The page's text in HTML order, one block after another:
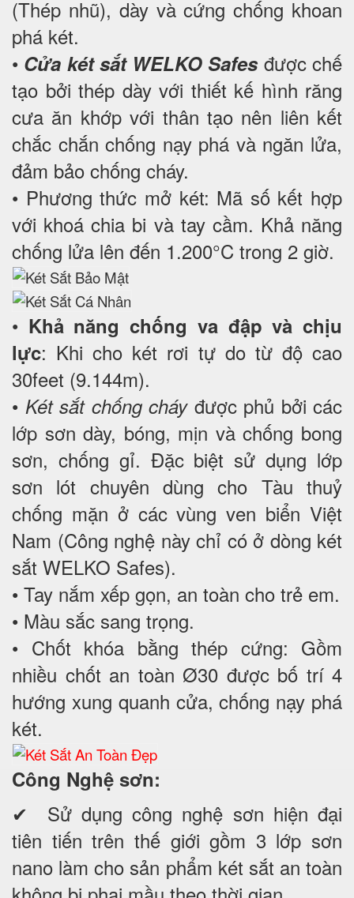
(Thép nhũ), dày và cứng chống khoan
phá két.
• Cửa két sắt WELKO Safesđược chế
tạo bởi thép dày với thiết kế hình răng
cưa ăn khớp với thân tạo nên liên kết
chắc chắn chống nạy phá và ngăn lửa,
đảm bảo chống cháy.
• Phương thức mở két: Mã số kết hợp
với khoá chia bi và tay cầm. Khả năng
chống lửa lên đến 1.200°C trong 2 giờ.
• Khả năng chống va đập và chịu
lực: Khi cho két rơi tự do từ độ cao
30feet (9.144m).
• Két sắt chống cháyđược phủ bởi các
lớp sơn dày, bóng, mịn và chống bong
sơn, chống gỉ. Đặc biệt sử dụng lớp
sơn lót chuyên dùng cho Tàu thuỷ
chống mặn ở các vùng ven biển Việt
Nam (Công nghệ này chỉ có ở dòng két
sắt WELKO Safes).
• Tay nắm xếp gọn, an toàn cho trẻ em.
• Màu sắc sang trọng.
• Chốt khóa bằng thép cứng: Gồm
nhiều chốt an toàn Ø30 được bố trí 4
hướng xung quanh cửa, chống nạy phá
két.
Công Nghệ sơn:
✔ Sử dụng công nghệ sơn hiện đại
tiên tiến trên thế giới gồm 3 lớp sơn
nano làm cho sản phẩm két sắt an toàn